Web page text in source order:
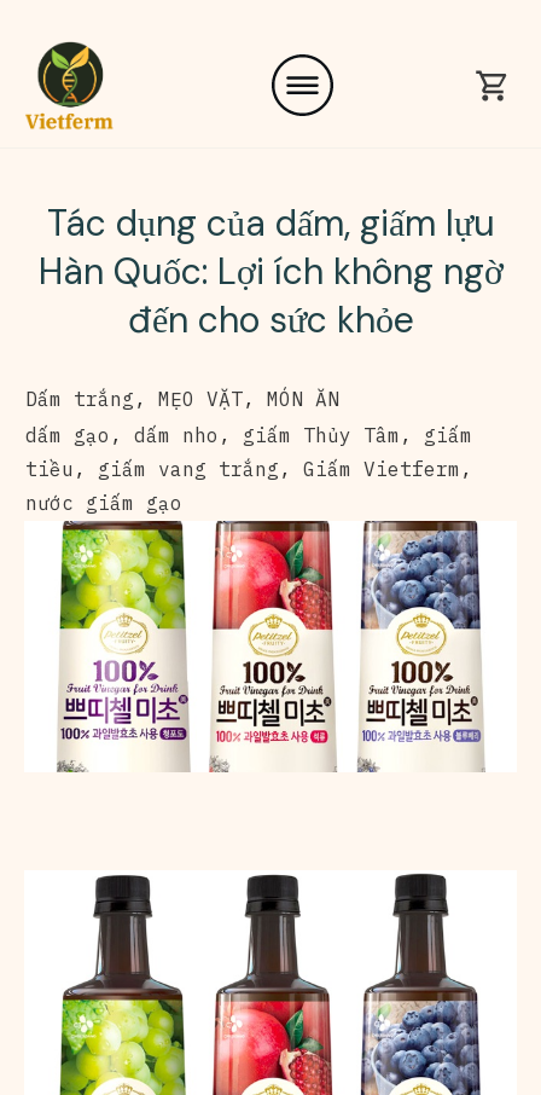
Tác dụng của dấm, giấm lựu
Hàn Quốc: Lợi ích không ngờ
đến cho sức khỏe
Dấm trắng , MẸO VẶT, MÓN ĂN
dấm gạo , dấm nho , giấm Thủy Tâm , giấm
tiều , giấm vang trắng , Giấm Vietferm ,
nước giấm gạo